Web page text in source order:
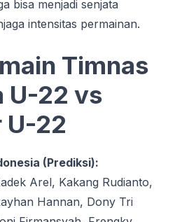
bisa menjadi senjata
intensitas permainan.
Timnas
U-22 vs
U-22
(Prediksi):
Arel, Kakang Rudianto,
Hannan, Dony Tri